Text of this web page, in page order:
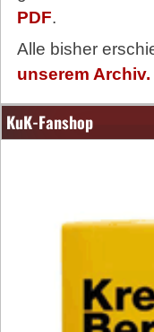
PDF.
Alle bisher
unserem Archiv.
KuK-Fanshop